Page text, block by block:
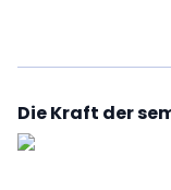
Die Kraft der